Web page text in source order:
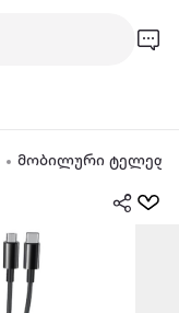
მობილური